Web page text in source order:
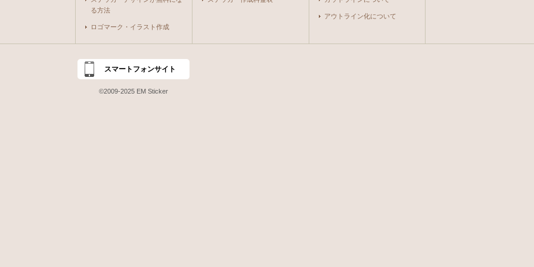
る方法
ロゴマーク・イラスト作成
アウトライン化について
スマートフォンサイト
©2009-2025 EM Sticker